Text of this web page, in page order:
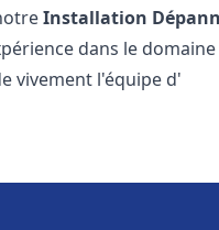
Installation
dans le
vivement l'équipe d'